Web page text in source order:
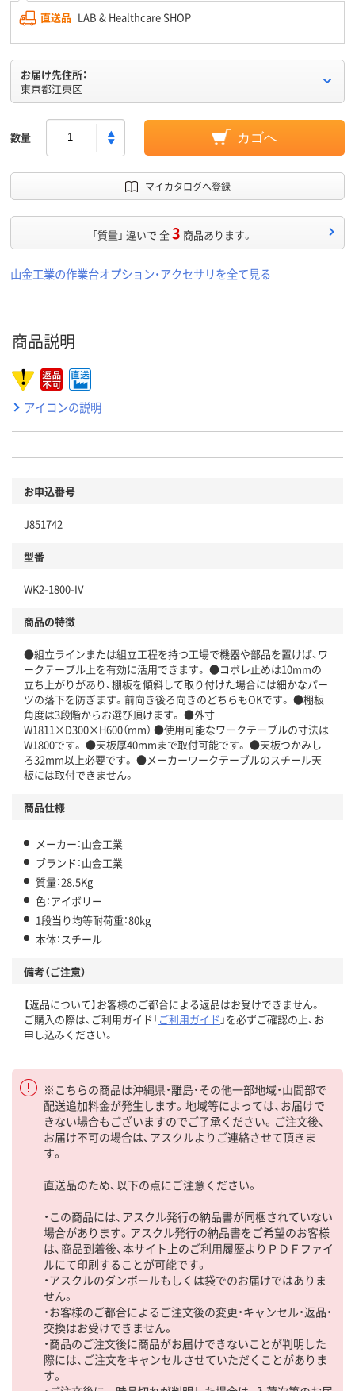
直送品 LAB & Healthcare SHOP
お届け先住所：
東京都江東区
数量 カゴへ
マイカタログへ登録
「質量」 違いで 全3 商品あります。
山金工業の作業台オプション・アクセサリを全て見る
商品説明
アイコンの説明
お申込番号
J851742
型番
WK2-1800-IV
商品の特徴
●組立ラインまたは組立工程を持つ工場で機器や部品を置けば、ワ
ークテーブル上を有効に活用できます。 ●コボレ止めは10mmの
立ち上がりがあり、棚板を傾斜して取り付けた場合には細かなパー
ツの落下を防ぎます。前向き後ろ向きのどちらもOKです。 ●棚板
角度は3段階からお選び頂けます。 ●外寸
W1811×D300×H600（mm） ●使用可能なワークテーブルの寸法は
W1800です。 ●天板厚40mmまで取付可能です。 ●天板つかみし
ろ32mm以上必要です。 ●メーカーワークテーブルのスチール天
板には取付できません。
商品仕様
メーカー：山金工業
ブランド：山金工業
質量：28.5Kg
色：アイボリー
1段当り均等耐荷重：80kg
本体：スチール
備考（ご注意）
【返品について】お客様のご都合による返品はお受けできません。
ご購入の際は、ご利用ガイド「ご利用ガイド 」を必ずご確認の上、お
申し込みください。
※こちらの商品は沖縄県・離島・その他一部地域・山間部で
配送追加料金が発生します。地域等によっては、お届けで
きない場合もございますのでご了承ください。ご注文後、
お届け不可の場合は、アスクルよりご連絡させて頂きま
す。
直送品のため、以下の点にご注意ください。
・この商品には、アスクル発行の納品書が同梱されていない
場合があります。アスクル発行の納品書をご希望のお客様
は、商品到着後、本サイト上のご利用履歴よりＰＤＦファイ
ルにて印刷することが可能です。
・アスクルのダンボールもしくは袋でのお届けではありま
せん。
・お客様のご都合によるご注文後の変更・キャンセル・返品・
交換はお受けできません。
・商品のご注文後に商品がお届けできないことが判明した
際には、ご注文をキャンセルさせていただくことがありま
す。